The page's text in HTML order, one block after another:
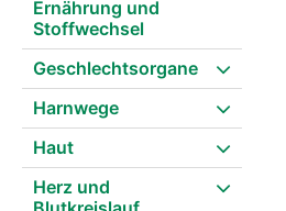
Ernährung und
Stoffwechsel
Geschlechtsorgane
Harnwege
Haut
Herz und